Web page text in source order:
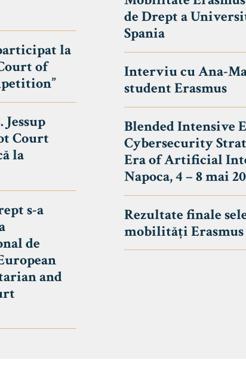
la
of
Court
la
s-a
de
and
de Drept a
Spania
Interviu cu Ana-
student Erasmus
Blended Intensive
Cybersecurity
Era of Artificial
Napoca, 4 – 8 mai
Rezultate finale
mobilități Erasmus